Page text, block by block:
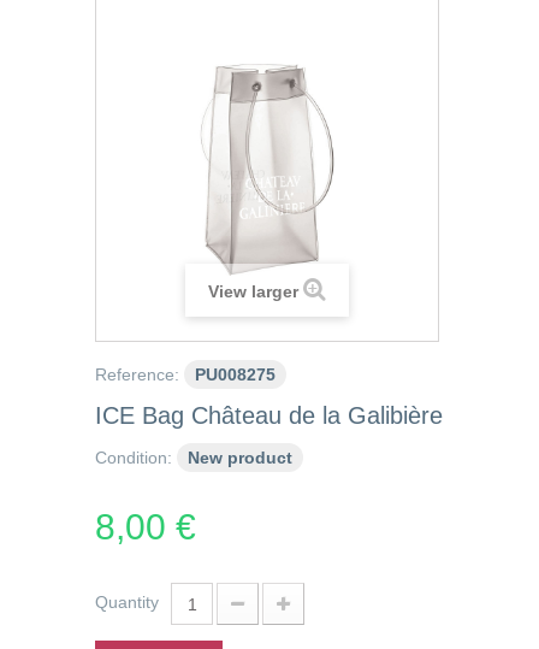
View larger
Reference: PU008275
ICE Bag Château de la Galibière
Condition: New product
8,00 €
Quantity